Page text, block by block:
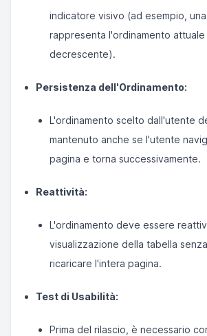
indicatore visivo (ad esempio,
rappresenta l'ordinamento
decrescente).
Persistenza dell'Ordinamento:
L'ordinamento scelto dall'utente
mantenuto anche se l'utente
pagina e torna successivamente.
Reattività:
L'ordinamento deve essere
visualizzazione della tabella
ricaricare l'intera pagina.
Test di Usabilità:
Prima del rilascio, è necessario